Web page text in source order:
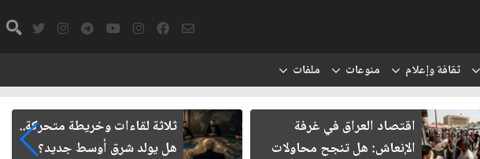
ثقافة وإعلام منوعات ملفات
اقتصاد العراق في غرفة
الإنعاش: هل تنجح محاولات
ثلاثة لقاءات وخريطة متحركة..
هل يولد شرق أوسط جديد؟